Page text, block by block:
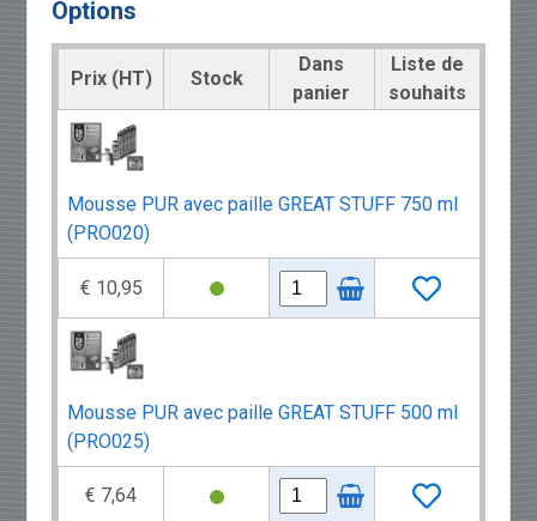
Options
Prix (HT) Stock
Dans
panier
Liste de
souhaits
Mousse PUR avec paille GREAT STUFF 750 ml
(PRO020)
€ 10,95
Mousse PUR avec paille GREAT STUFF 500 ml
(PRO025)
€ 7,64